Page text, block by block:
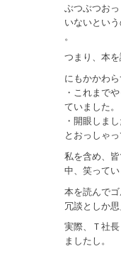
ぶつぶつお
いないとい
。
つまり、本を
にもかかわら
・これまで
ていました。
・開眼しまし
とおっしゃっ
私を含め、
中、笑ってい
本を読んで
冗談としか思
実際、Ｔ社
ましたし。